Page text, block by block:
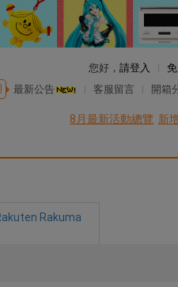
您好， 請登入
最新公告 客服留言 開箱
8月最新活動總覽 新
Rakuma